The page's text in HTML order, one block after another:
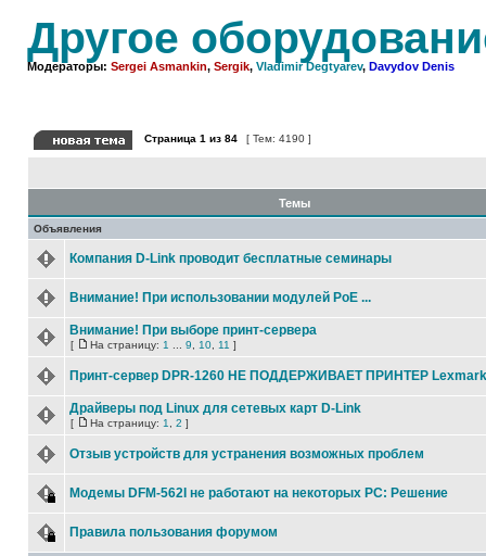
Другое
Модераторы: Sergei Asmankin, Sergik, Vladimir Degtyarev, Davydov Denis
Страница 1 из 84 [ Тем: 4190 ]
Темы
Объявления
Компания D-Link проводит бесплатные семинары
Внимание! При использовании модулей PoE ...
Внимание! При выборе принт-сервера
[ На страницу: 1 9 10 11 ]
Принт-сервер DPR-1260 НЕ ПОДДЕРЖИВАЕТ ПРИНТЕР
Драйверы под Linux для сетевых карт D-Link
[ На страницу: 1 2 ]
Отзыв устройств для устранения возможных проблем
Модемы DFM-562I не работают на некоторых РС: Решение
Правила пользования форумом